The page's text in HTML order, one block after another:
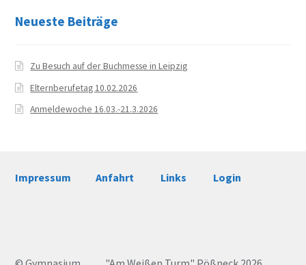
Schuljahr 2024/25
Schuljahr 2023/24
Schuljahr 2021/22
Neueste Beiträge
Zu Besuch auf der Buchmesse in Leipzig
Elternberufetag 10.02.2026
Anmeldewoche 16.03.-21.3.2026
Impressum Anfahrt Links Login